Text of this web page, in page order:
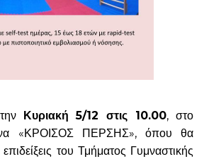
Κυριακή 5/12 στις 10.00, στο
«ΚΡΟΙΣΟΣ ΠΕΡΣΗΣ», όπου θα
του Τμήματος Γυμναστικής